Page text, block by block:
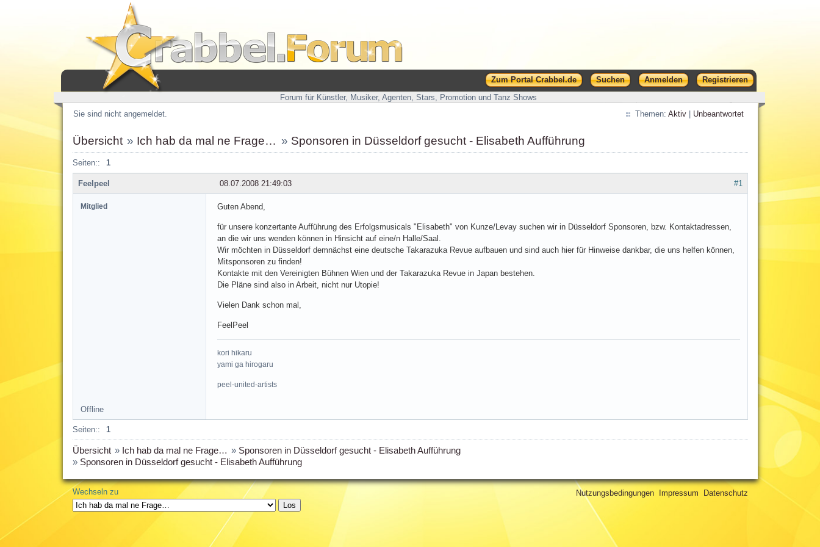
Zum Portal Crabbel.de Suchen Anmelden
Registrieren
Forum für Künstler, Musiker, Agenten, Stars, Promotion und Tanz Shows
Sie sind nicht angemeldet.
Themen: Aktiv| Unbeantwortet
Übersicht » Ich hab da mal ne Frage… » Sponsoren in Düsseldorf gesucht - Elisabeth Aufführung
Seiten:: 1
#1
08.07.2008 21:49:03
Feelpeel
Mitglied Guten Abend,
für unsere konzertante Aufführung des Erfolgsmusicals "Elisabeth" von Kunze/Levay suchen wir in Düsseldorf Sponsoren, bzw. Kontaktadressen,
an die wir uns wenden können in Hinsicht auf eine/n Halle/Saal.
Wir möchten in Düsseldorf demnächst eine deutsche Takarazuka Revue aufbauen und sind auch hier für Hinweise dankbar, die uns helfen können,
Mitsponsoren zu finden!
Kontakte mit den Vereinigten Bühnen Wien und der Takarazuka Revue in Japan bestehen.
Die Pläne sind also in Arbeit, nicht nur Utopie!
Vielen Dank schon mal,
FeelPeel
kori hikaru
yami ga hirogaru
peel-united-artists
Offline
Seiten:: 1
Übersicht » Ich hab da mal ne Frage… » Sponsoren in Düsseldorf gesucht - Elisabeth Aufführung
» Sponsoren in Düsseldorf gesucht - Elisabeth Aufführung
Wechseln zu Nutzungsbedingungen Impressum Datenschutz